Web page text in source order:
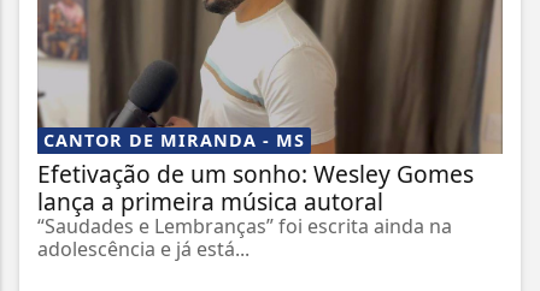
CANTOR DE MIRANDA - MS
Efetivação de um sonho: Wesley Gomes
lança a primeira música autoral
“Saudades e Lembranças” foi escrita ainda na
adolescência e já está...